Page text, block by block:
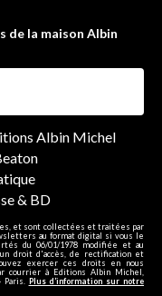
de la maison Albin
Albin Michel
& BD
et sont collectées et traitées par
au format digital si vous le
du 06/01/1978 modifiée et au
droit d'accès, de rectification et
exercer ces droits en nous
courrier à Editions Albin Michel,
Plus d’information sur notre